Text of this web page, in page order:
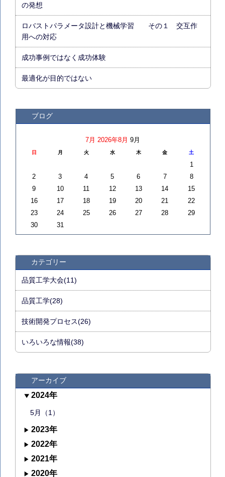
の発想
ロバストパラメータ設計と機械学習 その１ 交互作
用への対応
成功事例ではなく成功体験
最適化が目的ではない
ブログ
7月 2026年8月 9月
日 月 火 水 木 金 土
1
2
3 4 5 6 7
8
9
10 11 12 13 14
15
16
17 18 19 20 21
22
23
24 25 26 27 28
29
30
31
カテゴリー
品質工学大会(11)
品質工学(28)
技術開発プロセス(26)
いろいろな情報(38)
アーカイブ
2024年
5月（1）
2023年
2022年
2021年
2020年